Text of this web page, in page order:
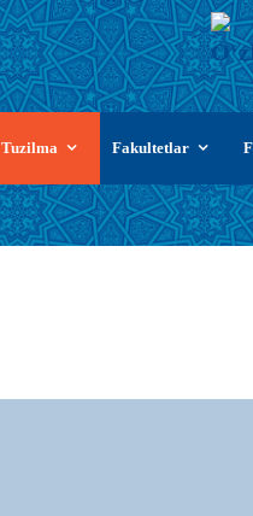
Tuzilma Fakultetlar